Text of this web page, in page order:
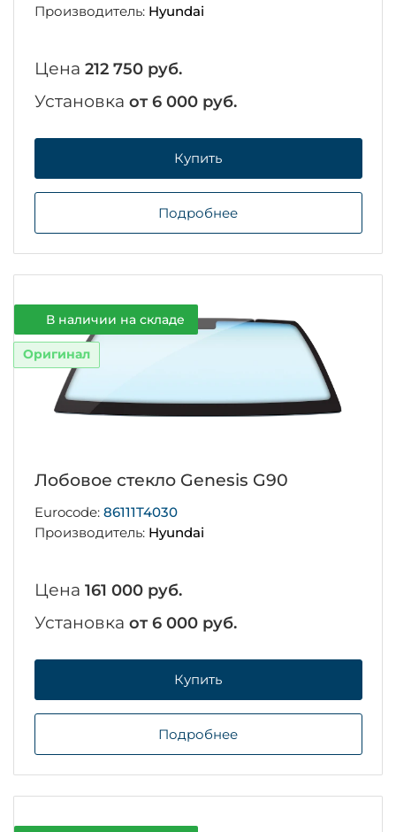
Производитель: Hyundai
Цена 212 750 руб.
Установка от 6 000 руб.
Купить
Подробнее
В наличии на складе
Оригинал
Лобовое стекло Genesis G90
Eurocode: 86111T4030
Производитель: Hyundai
Цена 161 000 руб.
Установка от 6 000 руб.
Купить
Подробнее